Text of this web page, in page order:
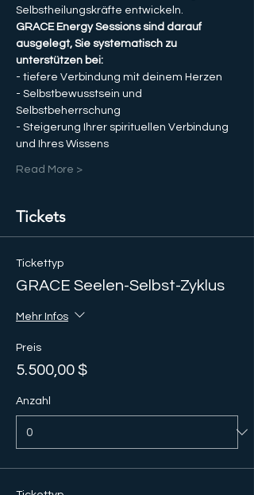
Selbstheilungskräfte entwickeln.
GRACE Energy Sessions sind darauf
ausgelegt, Sie systematisch zu
unterstützen bei:
- tiefere Verbindung mit deinem Herzen
- Selbstbewusstsein und
Selbstbeherrschung
- Steigerung Ihrer spirituellen Verbindung
und Ihres Wissens
Read More >
Tickets
Tickettyp
GRACE Seelen-Selbst-Zyklus
Mehr Infos
Preis
5.500,00 $
Anzahl